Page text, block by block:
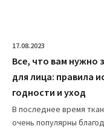
17.08.2023
Все, что вам нужно
для лица: правила
годности и уход
В последнее время
очень популярны